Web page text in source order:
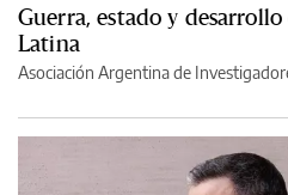
Guerra, estado y
Latina
Asociación Argentina de